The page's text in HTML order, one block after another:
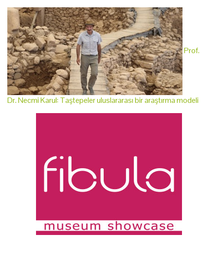
Prof.
Dr. Necmi Karul: Taştepeler uluslararası bir araştırma modeli